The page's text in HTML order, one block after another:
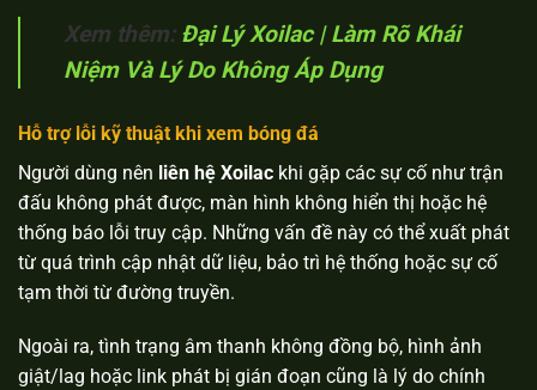
Xem thêm: Đại Lý Xoilac | Làm Rõ Khái
Niệm Và Lý Do Không Áp Dụng
Hỗ trợ lỗi kỹ thuật khi xem bóng đá
Người dùng nên liên hệ Xoilac khi gặp các sự cố như trận
đấu không phát được, màn hình không hiển thị hoặc hệ
thống báo lỗi truy cập. Những vấn đề này có thể xuất phát
từ quá trình cập nhật dữ liệu, bảo trì hệ thống hoặc sự cố
tạm thời từ đường truyền.
Ngoài ra, tình trạng âm thanh không đồng bộ, hình ảnh
giật/lag hoặc link phát bị gián đoạn cũng là lý do chính